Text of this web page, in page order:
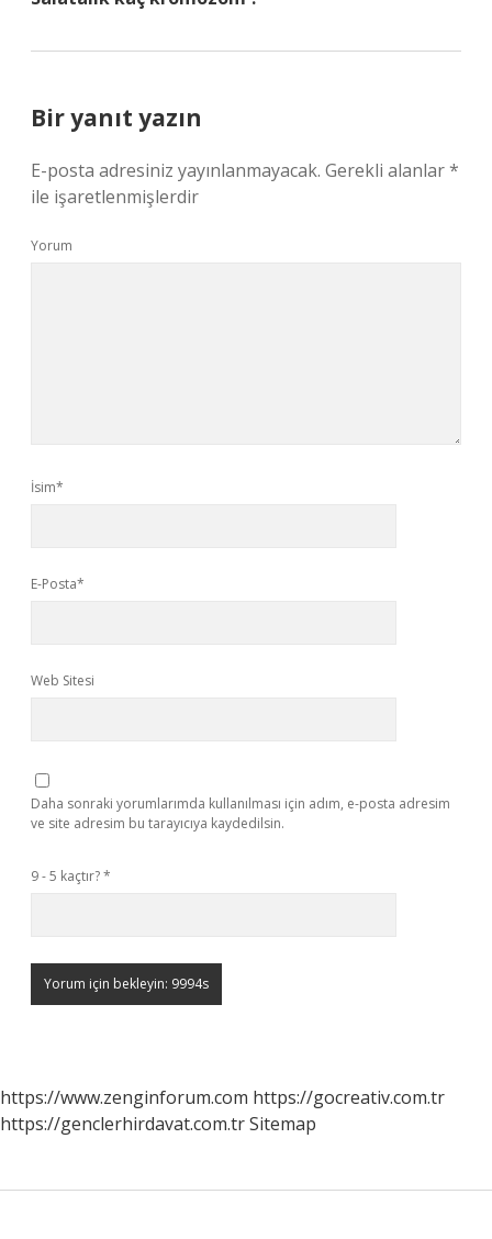
Bir yanıt yazın
E-posta adresiniz yayınlanmayacak. Gerekli alanlar*
ile işaretlenmişlerdir
Yorum
İsim*
E-Posta*
Web Sitesi
Daha sonraki yorumlarımda kullanılması için adım, e-posta adresim
ve site adresim bu tarayıcıya kaydedilsin.
9 - 5 kaçtır?*
https://www.zenginforum.com https://gocreativ.com.tr
https://genclerhirdavat.com.trSitemap